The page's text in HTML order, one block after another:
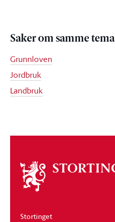
Saker om samme tema
Grunnloven
Jordbruk
Landbruk
Om
stortinget
Stortinget